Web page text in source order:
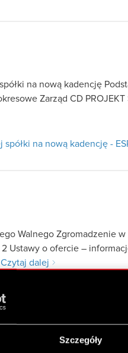
Szczegóły
na nową kadencję
Zarząd CD PROJEKT
na nową kadencję -
Walnego Zgromadzenie
Ustawy o ofercie –
Czytaj dalej
Walnego Zgromadzenie